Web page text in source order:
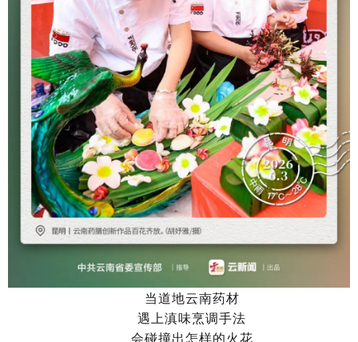
当道地云南药材
遇上滇味烹调手法
会碰撞出怎样的火花